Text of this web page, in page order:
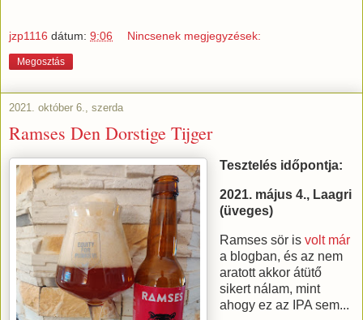
jzp1116 dátum: 9:06 Nincsenek megjegyzések:
Megosztás
2021. október 6., szerda
Ramses Den Dorstige Tijger
Tesztelés időpontja:
2021. május 4., Laagri
(üveges)
Ramses sör isvolt már
a blogban, és az nem
aratott akkor átütő
sikert nálam, mint
ahogy ez az IPA sem...